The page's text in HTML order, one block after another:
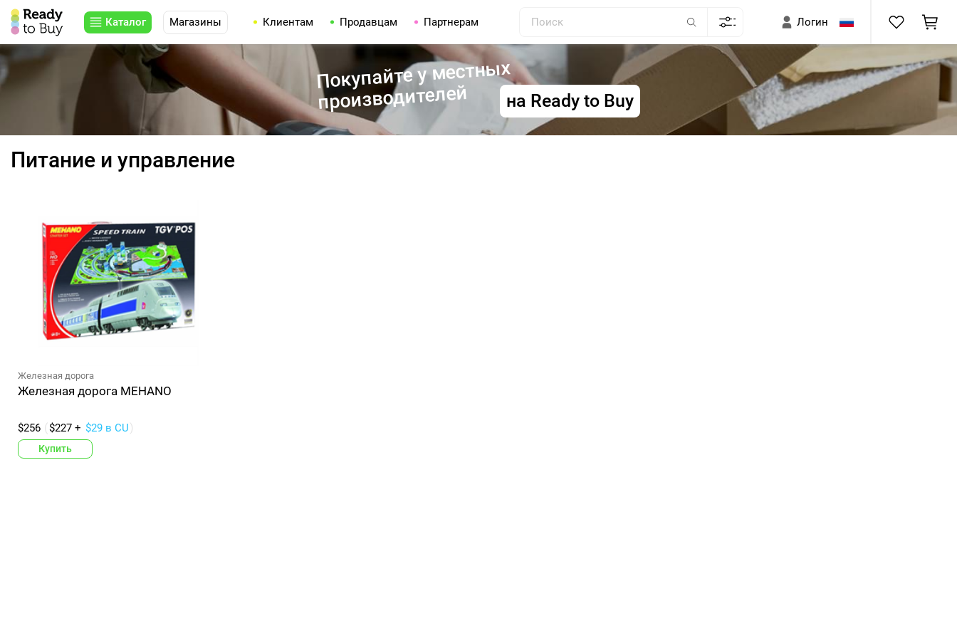
Каталог Магазины Клиентам Продавцам Партнерам Логин
Покупайте у местных
производителей на Ready to Buy
Питание и управление
Железная дорога
Железная дорога MEHANO
$256 $227 + $29 в CU
Купить